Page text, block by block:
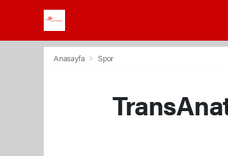
Anasayfa Spor